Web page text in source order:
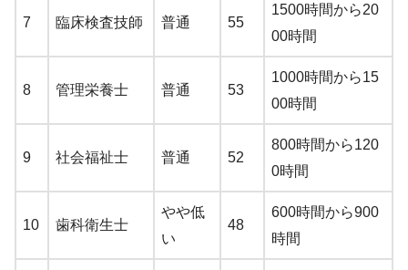
7 臨床検査技師 普通 55
1500時間から20
00時間
8 管理栄養士 普通 53
1000時間から15
00時間
9 社会福祉士 普通 52
800時間から120
0時間
10 歯科衛生士
やや低
い
48
600時間から900
時間